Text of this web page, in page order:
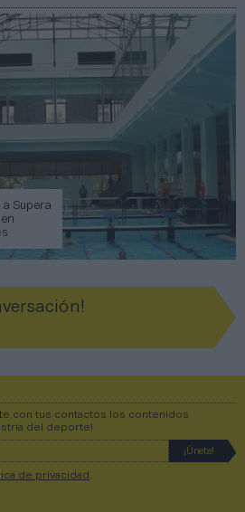
a Supera
con tus contactos los contenidos
del deporte!
de privacidad .